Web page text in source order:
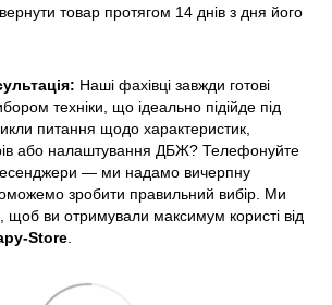
товар протягом 14 днів з дня його
Наші фахівці завжди готові
техніки, що ідеально підійде під
питання щодо характеристик,
або налаштування ДБЖ? Телефонуйте
— ми надамо вичерпну
зробити правильний вибір. Ми
ви отримували максимум користі від
Store